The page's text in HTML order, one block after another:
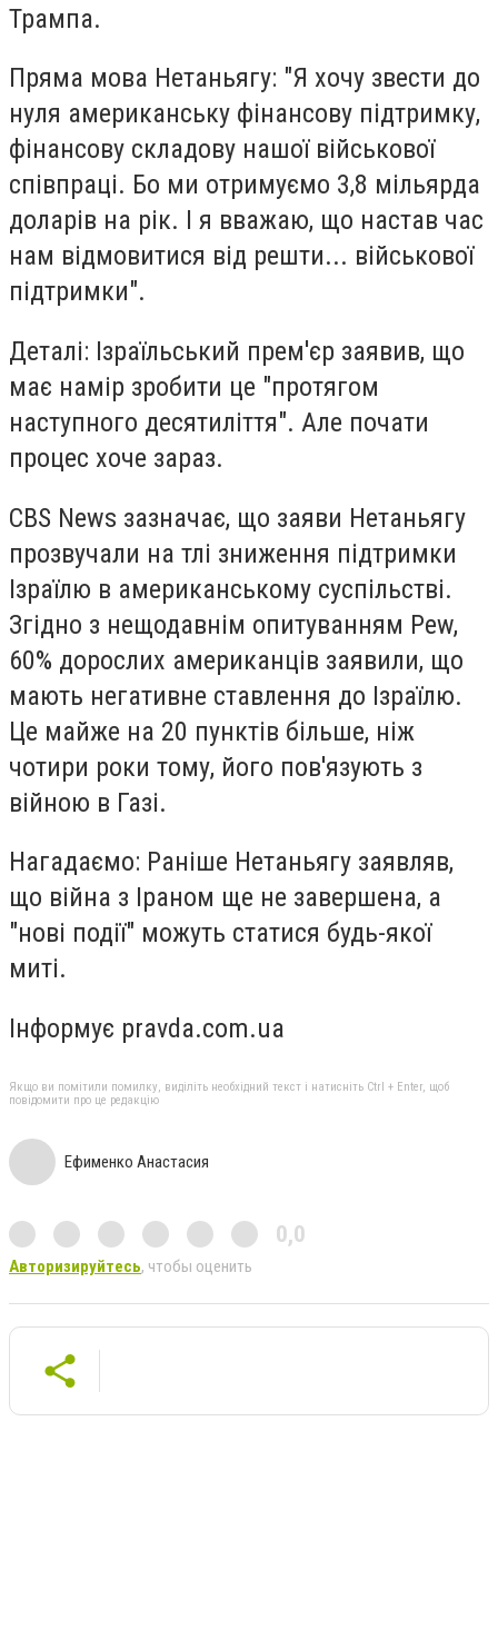
Трампа.
Пряма мова Нетаньягу: "Я хочу звести до
нуля американську фінансову підтримку,
фінансову складову нашої військової
співпраці. Бо ми отримуємо 3,8 мільярда
доларів на рік. І я вважаю, що настав час
нам відмовитися від решти... військової
підтримки".
Деталі: Ізраїльський прем'єр заявив, що
має намір зробити це "протягом
наступного десятиліття". Але почати
процес хоче зараз.
CBS News зазначає, що заяви Нетаньягу
прозвучали на тлі зниження підтримки
Ізраїлю в американському суспільстві.
Згідно з нещодавнім опитуванням Pew,
60% дорослих американців заявили, що
мають негативне ставлення до Ізраїлю.
Це майже на 20 пунктів більше, ніж
чотири роки тому, його пов'язують з
війною в Газі.
Нагадаємо: Раніше Нетаньягу заявляв,
що війна з Іраном ще не завершена, а
"нові події" можуть статися будь-якої
миті.
Інформує pravda.com.ua
Якщо ви помітили помилку, виділіть необхідний текст і натисніть Ctrl + Enter, щоб
повідомити про це редакцію
Ефименко Анастасия
0,0
Авторизируйтесь, чтобы оценить